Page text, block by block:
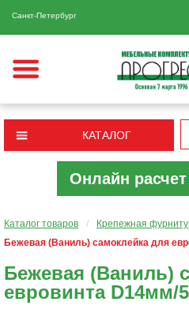
Санкт-Петербург
КАТАЛОГ
Онлайн
Каталог товаров / Крепежная
Бежевая (Ваниль) самоклейка для
Бежевая (Ваниль)
евровинта D14мм/